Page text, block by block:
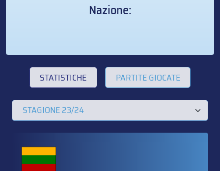
Nazione:
STATISTICHE PARTITE GIOCATE